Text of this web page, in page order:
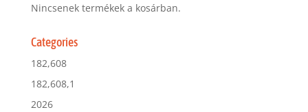
Nincsenek termékek a kosárban.
Categories
182,608
182,608,1
2026